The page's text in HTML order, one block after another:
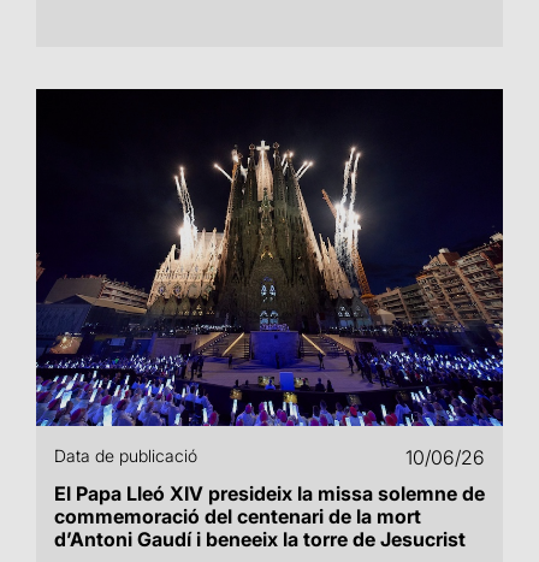
Data de publicació
10/06/26
El Papa Lleó XIV presideix la missa solemne de
commemoració del centenari de la mort
d’Antoni Gaudí i beneeix la torre de Jesucrist